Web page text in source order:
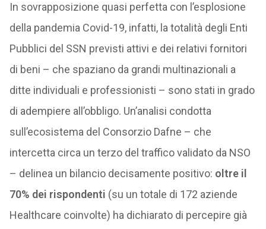
In sovrapposizione quasi perfetta con l’esplosione
della pandemia Covid-19, infatti, la totalità degli Enti
Pubblici del SSN previsti attivi e dei relativi fornitori
di beni – che spaziano da grandi multinazionali a
ditte individuali e professionisti – sono stati in grado
di adempiere all’obbligo. Un’analisi condotta
sull’ecosistema del Consorzio Dafne – che
intercetta circa un terzo del traffico validato da NSO
– delinea un bilancio decisamente positivo: oltre il
70% dei rispondenti (su un totale di 172 aziende
Healthcare coinvolte) ha dichiarato di percepire già